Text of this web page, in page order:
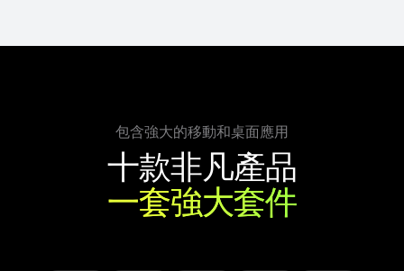
包含強大的移動和桌面應用
十款非凡產品
一套強大套件